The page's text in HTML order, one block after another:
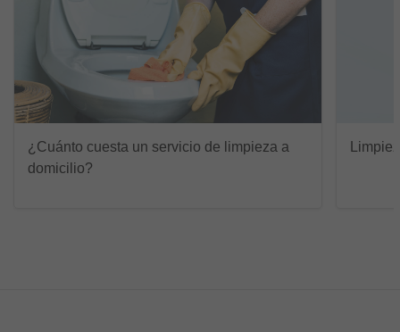
¿Cuánto cuesta un servicio de limpieza a
domicilio?